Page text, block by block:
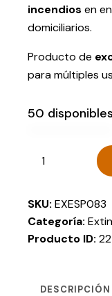
incendios en
domiciliarios.
Producto de
para múltiples
50 disponibles
SKU: EXESP083
Categoría:
Producto ID:
DESCRIPCIÓN